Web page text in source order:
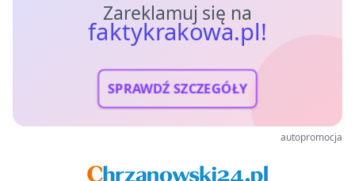
Zareklamuj się na
faktykrakowa.pl!
SPRAWDŹ SZCZEGÓŁY
autopromocja